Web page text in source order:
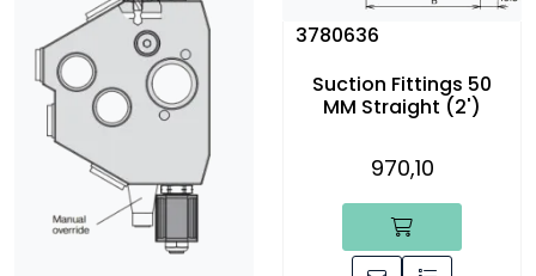
3780636
Suction Fittings 50
MM Straight (2')
970,10